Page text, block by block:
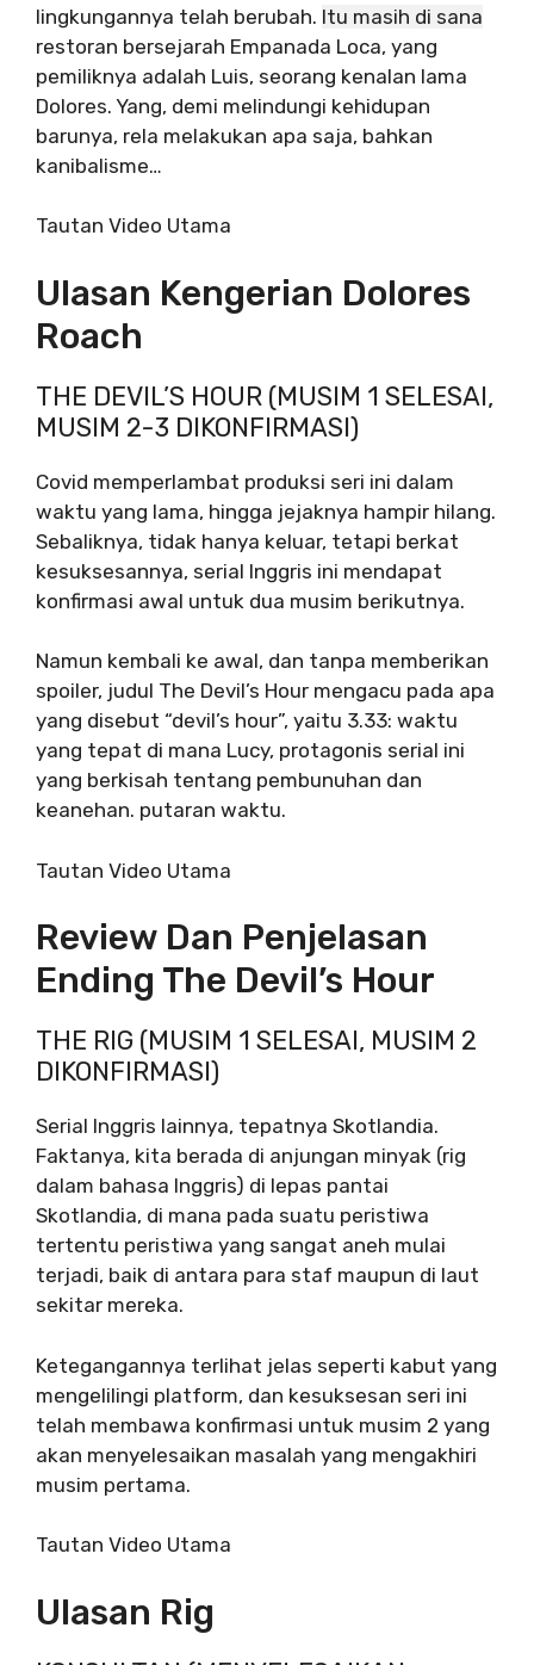
lingkungannya telah berubah. Itu masih di sana
restoran bersejarah Empanada Loca, yang
pemiliknya adalah Luis, seorang kenalan lama
Dolores. Yang, demi melindungi kehidupan
barunya, rela melakukan apa saja, bahkan
kanibalisme…
Tautan Video Utama
Ulasan Kengerian Dolores
Roach
THE DEVIL’S HOUR (MUSIM 1 SELESAI,
MUSIM 2-3 DIKONFIRMASI)
Covid memperlambat produksi seri ini dalam
waktu yang lama, hingga jejaknya hampir hilang.
Sebaliknya, tidak hanya keluar, tetapi berkat
kesuksesannya, serial Inggris ini mendapat
konfirmasi awal untuk dua musim berikutnya.
Namun kembali ke awal, dan tanpa memberikan
spoiler, judul The Devil’s Hour mengacu pada apa
yang disebut “devil’s hour”, yaitu 3.33: waktu
yang tepat di mana Lucy, protagonis serial ini
yang berkisah tentang pembunuhan dan
keanehan. putaran waktu.
Tautan Video Utama
Review Dan Penjelasan
Ending The Devil’s Hour
THE RIG (MUSIM 1 SELESAI, MUSIM 2
DIKONFIRMASI)
Serial Inggris lainnya, tepatnya Skotlandia.
Faktanya, kita berada di anjungan minyak (rig
dalam bahasa Inggris) di lepas pantai
Skotlandia, di mana pada suatu peristiwa
tertentu peristiwa yang sangat aneh mulai
terjadi, baik di antara para staf maupun di laut
sekitar mereka.
Ketegangannya terlihat jelas seperti kabut yang
mengelilingi platform, dan kesuksesan seri ini
telah membawa konfirmasi untuk musim 2 yang
akan menyelesaikan masalah yang mengakhiri
musim pertama.
Tautan Video Utama
Ulasan Rig